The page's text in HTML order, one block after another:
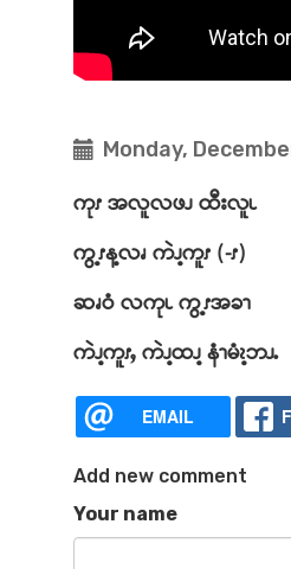
Monday,
ကုၭ အလူလဖၪ ထီးလူၬ
ကွ့ၭန့လၧ ကဲၪ့ကူၭ (-ၭ)
ဆၧဝံ လကုၬ ကွ့ၭအခၫ
ကဲၪ့ကူၭႇ ကဲၪ့ထၪ့ နံၫမံၩ့ဘၪႉ
EMAIL
Add new comment
Your name